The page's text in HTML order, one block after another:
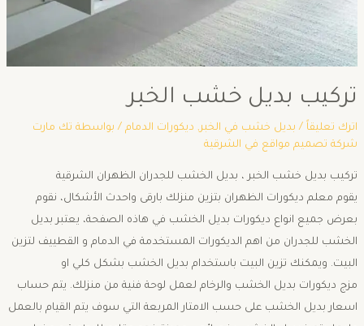
تركيب بديل خشب الخبر
اترك تعليقاً / بديل خشب في الخبر, ديكورات الدمام/ بواسطة تك مارت
شركة تصميم مواقع في الشرقية
تركيب بديل خشب الخبر ، بديل الخشب للجدران الظهران الشرقية
يقوم معلم ديكورات الظهران بتزين منزلك بارقى واحدث الأشكال، نقوم
بعرض جميع انواع ديكورات بديل الخشب في هاذه الصفحة، يعتبر بديل
الخشب للجدران من اهم الديكورات المستخدمة في الدمام و القطييف لتزين
البيت. ويمكنك تزين البيت باستخدام بديل الخشب بشكل كلي او
مزج ديكورات بديل الخشب والرخام لعمل لوحة فنية من منزلك. يتم حساب
اسعار بديل الخشب على حسب الامتار المربعة التي سوف يتم القيام بالعمل